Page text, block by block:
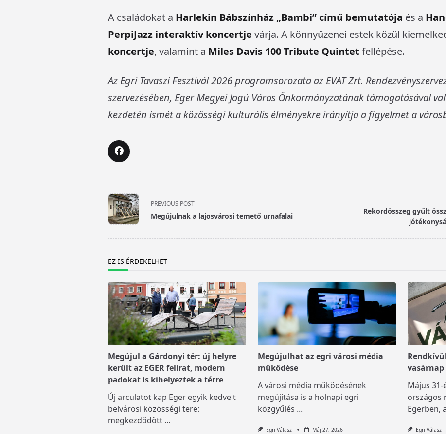
A családokat a Harlekin Bábszínház „Bambi” című bemutatója és a
PerpiJazz interaktív koncertje várja. A könnyűzenei estek közül
koncertje, valamint a Miles Davis 100 Tribute Quintet fellépése.
Az Egri Tavaszi Fesztivál 2026 programsorozata az EVAT Zrt.
szervezésében, Eger Megyei Jogú Város Önkormányzatának támogatásával
kezdetén ismét a közösségi kulturális élményekre irányítja a figyelmet a
<span
class="nav-
subtitle
text">Page</span>
PREVIOUS POST
Megújulnak a lajosvárosi temető urnafalai
Rekordösszeg gyűlt
EZ IS ÉRDEKELHET
Megújul a Gárdonyi tér: új helyre
került az EGER felirat, modern
padokat is kihelyeztek a térre
Új arculatot kap Eger egyik kedvelt
belvárosi közösségi tere:
megkezdődött ...
Megújulhat az egri városi média
működése
A városi média működésének
megújítása is a holnapi egri
közgyűlés ...
Egri Válasz Máj 27, 2026
vasárnap
Május
országos
Egerben,
Egri Válasz